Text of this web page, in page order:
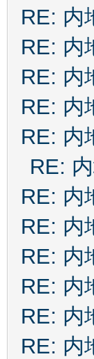
RE: 内
RE: 内
RE: 内
RE: 内
RE: 内
RE:
RE: 内
RE: 内
RE: 内
RE: 内
RE: 内
RE: 内